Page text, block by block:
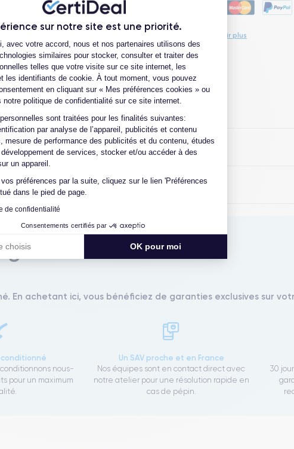
sur notre site est une priorité.
de Gestion du Consentement :
avec votre accord, nous et nos partenaires utilisons des
similaires pour stocker, consulter et traiter des
telles que votre visite sur ce site internet, les
les identifiants de cookie. À tout moment, vous pouvez
en cliquant sur « Mes préférences cookies » ou
notre politique de confidentialité sur ce site internet.
sont traitées pour les finalités suivantes:
par analyse de l’appareil, publicités et contenu
mesure de performance des publicités et du contenu, études
développement de services, stocker et/ou accéder à des
un appareil.
préférences par la suite, cliquez sur le lien 'Préférences
dans le pied de page.
de confidentialité
Consentements certifiés par
choisis OK pour moi
Axeptio consent
En savoir plus
Payez en 3X avec Cetelem
Avis clients
Questions fréquentes
garanties CertiDeal
En achetant ici, vous bénéficiez de garanties exclusives sur
nous-
pour un maximum
Un SAV proche et en France
Nos équipes sont en contact direct avec
notre atelier pour une résolution rapide en
cas de pépin.
30